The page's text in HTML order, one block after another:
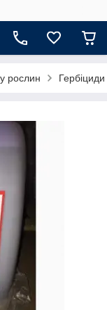
рослин Гербіциди